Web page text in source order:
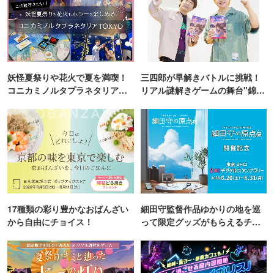
妖怪夏祭りや花火で夏を満喫！
コニカミノルタプラネタリア
三四郎が早解きバトルに挑戦！
リアル謎解きゲームの舞台"錦糸
17種類の彩り豊かなおばんざい
から自由にチョイス！
細田守監督作品ゆかりの地を巡
って限定グッズがもらえるチャ